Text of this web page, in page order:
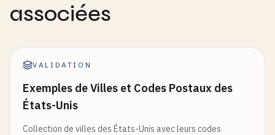
associées
VALIDATION
Exemples de Villes et Codes Postaux des
États-Unis
Collection de villes des États-Unis avec leurs codes